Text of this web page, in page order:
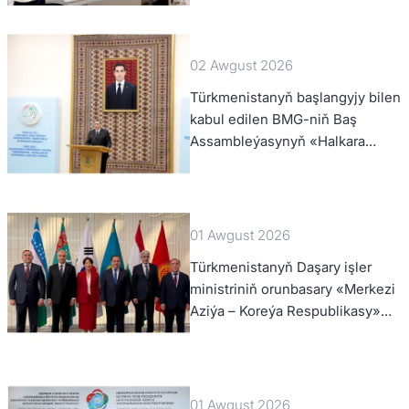
02 Awgust 2026
Türkmenistanyň başlangyjy bilen
kabul edilen BMG-niň Baş
Assambleýasynyň «Halkara
01 Awgust 2026
Türkmenistanyň Daşary işler
ministriniň orunbasary «Merkezi
Aziýa – Koreýa Respublikasy»
hyzmatdaşlyk forumynyň ýokary
01 Awgust 2026